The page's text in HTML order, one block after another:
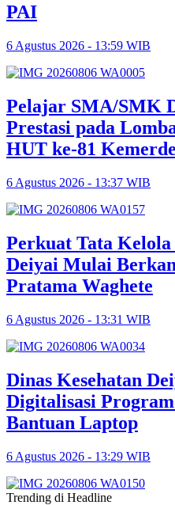
PAI
6 Agustus 2026 - 13:59 WIB
Pelajar SMA/SMK
Prestasi pada
HUT ke-81
6 Agustus 2026 - 13:37 WIB
Perkuat Tata
Deiyai Mulai
Pratama Waghete
6 Agustus 2026 - 13:31 WIB
Dinas Kesehatan
Digitalisasi
Bantuan Laptop
6 Agustus 2026 - 13:29 WIB
Trending di Headline